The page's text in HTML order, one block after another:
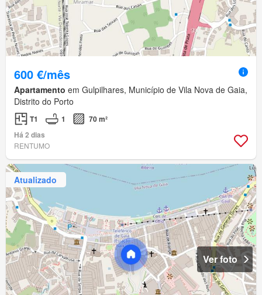
600 €/mês
Apartamento em Gulpilhares, Município de Vila Nova de Gaia,
Distrito do Porto
T1 1
70 m²
Há 2 dias
RENTUMO
Atualizado
Ver foto